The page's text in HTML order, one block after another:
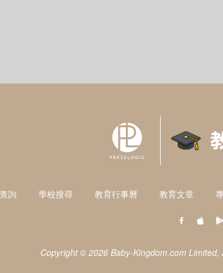
詢 學校搜尋 教育行事曆 教育文章
Copyright © 2026 Baby-Kingdom.com Limited,